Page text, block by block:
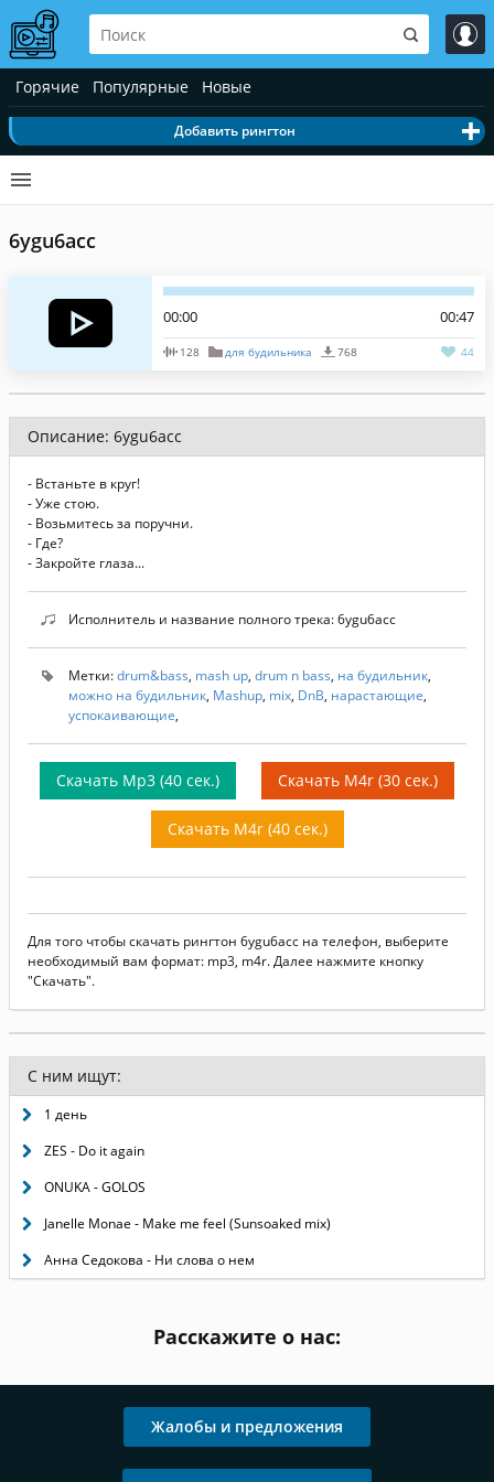
Горячие Популярные Новые
Добавить рингтон
6ygu6acc
00:00 00:47
128 для будильника 768 44
Описание: 6ygu6acc
- Встаньте в круг!
- Уже стою.
- Возьмитесь за поручни.
- Где?
- Закройте глаза...
Исполнитель и название полного трека: 6ygu6acc
Метки:drum&bass, mash up, drum n bass, на будильник,
можно на будильник, Mashup, mix, DnB, нарастающие,
успокаивающие,
Скачать Mp3 (40 сек.) Скачать M4r (30 сек.)
Скачать M4r (40 сек.)
Для того чтобы скачать рингтон 6ygu6acc на телефон, выберите
необходимый вам формат: mp3, m4r. Далее нажмите кнопку
"Скачать".
С ним ищут:
1 день
ZES - Do it again
ONUKA - GOLOS
Janelle Monae - Make me feel (Sunsoaked mix)
Анна Седокова - Ни слова о нем
Расскажите о нас:
Жалобы и предложения